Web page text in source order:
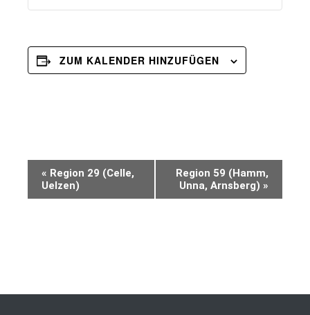
ZUM KALENDER HINZUFÜGEN
Veranstaltung-
Navigation
« Region 29 (Celle,
Uelzen)
Region 59 (Hamm,
Unna, Arnsberg) »